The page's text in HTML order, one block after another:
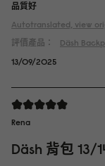
品質好
Autotranslated, view
評價產品：
Däsh
13/09/2025
Rena
Däsh 背包 13/